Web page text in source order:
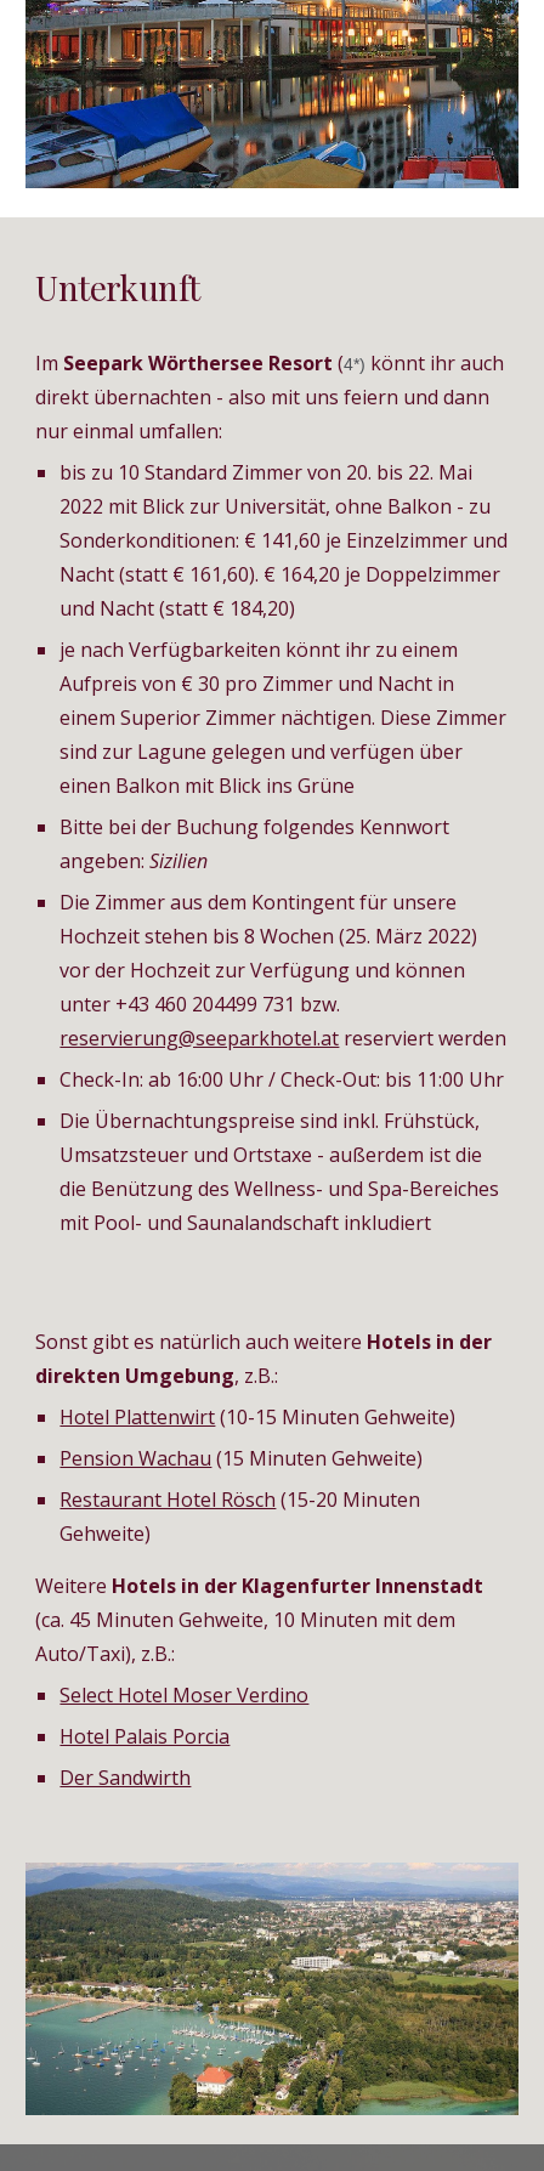
Unterkunft
Im Seepark Wörthersee Resort (4*) könnt ihr auch
direkt übernachten - also mit uns feiern und dann
nur einmal umfallen:
bis zu 10 Standard Zimmer von 20. bis 22. Mai
2022 mit Blick zur Universität, ohne Balkon - zu
Sonderkonditionen: € 141,60 je Einzelzimmer und
Nacht (statt € 161,60). € 164,20 je Doppelzimmer
und Nacht (statt € 184,20)
je nach Verfügbarkeiten könnt ihr zu einem
Aufpreis von € 30 pro Zimmer und Nacht in
einem Superior Zimmer nächtigen. Diese Zimmer
sind zur Lagune gelegen und verfügen über
einen Balkon mit Blick ins Grüne
Bitte bei der Buchung folgendes Kennwort
angeben: Sizilien
Die Zimmer aus dem Kontingent für unsere
Hochzeit stehen bis 8 Wochen (25. März 2022)
vor der Hochzeit zur Verfügung und können
unter +43 460 204499 731 bzw.
reservierung@seeparkhotel.at
Check-In: ab 16:00 Uhr / Check-Out: bis 11:00 Uhr
Die Übernachtungspreise sind inkl. Frühstück,
Umsatzsteuer und Ortstaxe - außerdem ist die
die Benützung des Wellness- und Spa-Bereiches
mit Pool- und Saunalandschaft inkludiert
Sonst gibt es natürlich auch weitere Hotels in der
direkten Umgebung, z.B.:
Hotel Plattenwirt (10-15 Minuten Gehweite)
Pension Wachau (15 Minuten Gehweite)
Restaurant Hotel Rösch (15-20 Minuten
Gehweite)
Weitere
(ca. 45 Minuten Gehweite, 10 Minuten mit dem
Auto/Taxi), z.B.:
Select Hotel Moser Verdino
Hotel Palais Porcia
Der Sandwirth